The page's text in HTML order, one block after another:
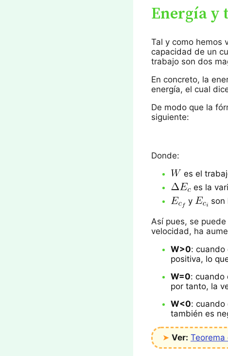
Energía y
Tal y como hemos
capacidad de un
trabajo son dos
En concreto, la
energía, el cual
De modo que la
siguiente:
Donde:
es el
es la
y
son
Así pues, se
velocidad, ha
W>0: cuando
positiva, lo
W=0: cuando
por tanto, la
W<0: cuando
también es
➤ Ver: